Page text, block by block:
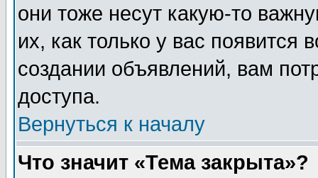
они тоже несут какую-то
их, как только у вас появится
создании объявлений, вам
доступа.
Вернуться к началу
Что значит «Тема закрыта»?